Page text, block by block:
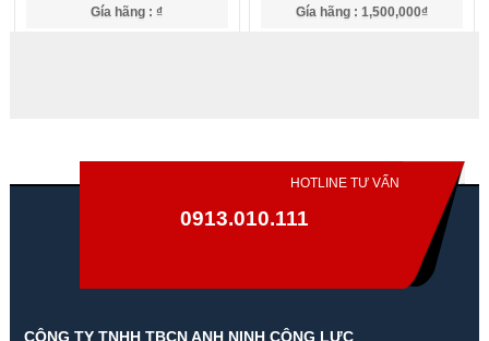
Gía hãng : ₫ Gía hãng : 1,500,000₫
HOTLINE TƯ VẤN
0913.010.111
CÔNG TY TNHH TBCN ANH NINH CỘNG LỰC